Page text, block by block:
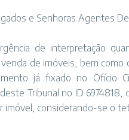
e Senhoras Agentes
de interpretação
de imóveis, bem
já fixado no Ofício
Tribunal no ID
imóvel, considerando-se o